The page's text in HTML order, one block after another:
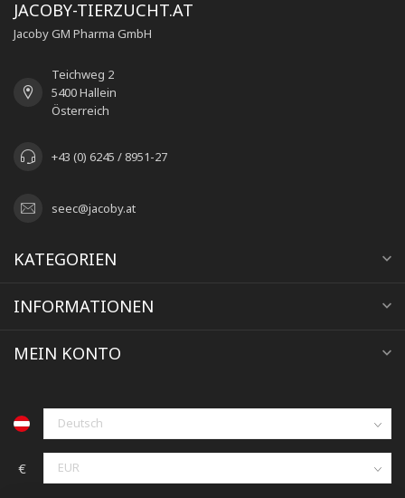
JACOBY-TIERZUCHT.AT
Jacoby GM Pharma GmbH
Teichweg 2
5400 Hallein
Österreich
+43 (0) 6245 / 8951-27
seec@jacoby.at
KATEGORIEN
INFORMATIONEN
MEIN KONTO
€